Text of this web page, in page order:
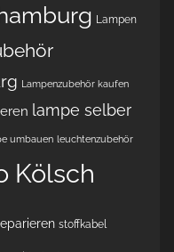
Lampen
Lampenzubehör kaufen
lampe selber
umbauen leuchtenzubehör
Kölsch
stoffkabel